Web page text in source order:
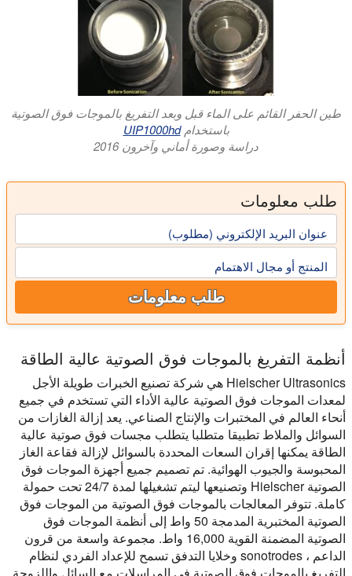
طين الحفر القائم على الماء قبل وبعد التفريغ بالموجات فوق الصوتية
باستخدامUIP1000hd
دراسة وصورة أماني وآخرون 2016
طلب معلومات
عنوان البريد الإلكتروني (مطلوب)
المنتج أو مجال الاهتمام
طلب معلومات
أنظمة التفريغ بالموجات فوق الصوتية عالية الطاقة
Hielscher Ultrasonics هي شركة تصنيع الخبرات طويلة الأجل
لمعدات الموجات فوق الصوتية عالية الأداء التي تستخدم في جميع
أنحاء العالم في المختبرات والإنتاج الصناعي. يعد إزالة الغازات من
السوائل والملاط تطبيقا متطلبا يتطلب مجسات فوق صوتية عالية
الطاقة يمكنها إقران السعات المحددة بالسوائل لإزالة فقاعة الغاز
المحبوسة والجيوب الهوائية. تم تصميم جميع أجهزة الموجات فوق
الصوتية Hielscher وتصنيعها ليتم تشغيلها لمدة 24/7 تحت حمولة
كاملة. تتوفر المعالجات بالموجات فوق الصوتية من الموجات فوق
الصوتية المختبرية المدمجة 50 واط إلى أنظمة الموجات فوق
الصوتية المضمنة القوية 16,000 واط. مجموعة واسعة من قرون
الداعم ، sonotrodes وخلايا التدفق تسمح للإعداد الفردي لنظام
التفريغ بالموجات فوق الصوتية في المراسلات مع السائل واللزوجة